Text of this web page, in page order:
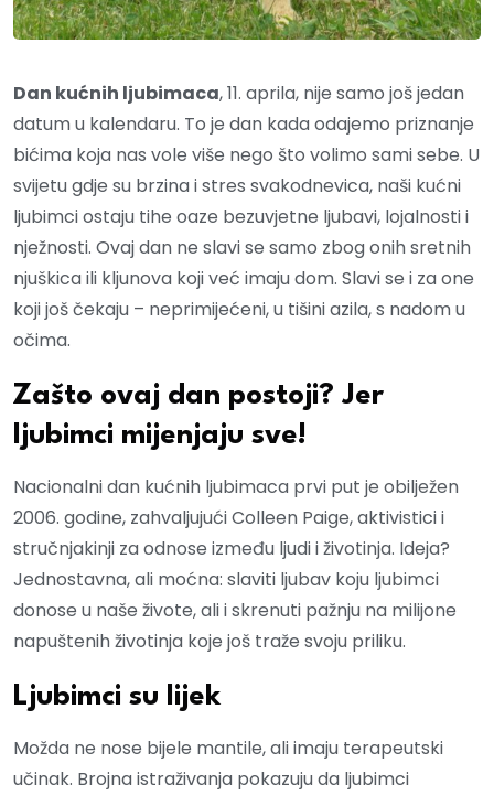
Dan kućnih ljubimaca, 11. aprila, nije samo još jedan
datum u kalendaru. To je dan kada odajemo priznanje
bićima koja nas vole više nego što volimo sami sebe. U
svijetu gdje su brzina i stres svakodnevica, naši kućni
ljubimci ostaju tihe oaze bezuvjetne ljubavi, lojalnosti i
nježnosti. Ovaj dan ne slavi se samo zbog onih sretnih
njuškica ili kljunova koji već imaju dom. Slavi se i za one
koji još čekaju – neprimijećeni, u tišini azila, s nadom u
očima.
Zašto ovaj dan postoji? Jer
ljubimci mijenjaju sve!
Nacionalni dan kućnih ljubimaca prvi put je obilježen
2006. godine, zahvaljujući Colleen Paige, aktivistici i
stručnjakinji za odnose između ljudi i životinja. Ideja?
Jednostavna, ali moćna: slaviti ljubav koju ljubimci
donose u naše živote, ali i skrenuti pažnju na milijone
napuštenih životinja koje još traže svoju priliku.
Ljubimci su lijek
Možda ne nose bijele mantile, ali imaju terapeutski
učinak. Brojna istraživanja pokazuju da ljubimci